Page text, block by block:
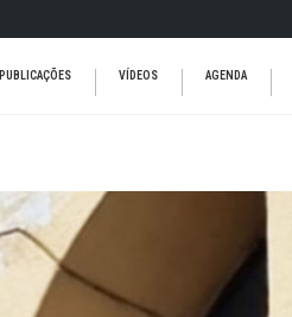
PUBLICAÇÕES VÍDEOS AGENDA